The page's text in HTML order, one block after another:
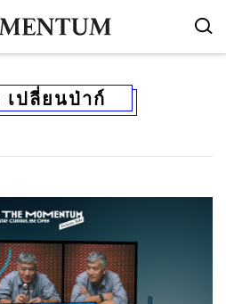
เปลี่ยนป่าก์